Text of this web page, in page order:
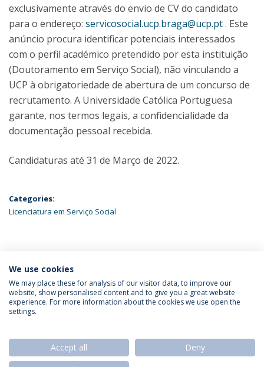
exclusivamente através do envio de CV do candidato
para o endereço: servicosocial.ucp.braga@ucp.pt. Este
anúncio procura identificar potenciais interessados
com o perfil académico pretendido por esta instituição
(Doutoramento em Serviço Social), não vinculando a
UCP à obrigatoriedade de abertura de um concurso de
recrutamento. A Universidade Católica Portuguesa
garante, nos termos legais, a confidencialidade da
documentação pessoal recebida.
Candidaturas até 31 de Março de 2022.
Categories:
Licenciatura em Serviço Social
ÚLTIMAS NOTÍCIAS
Política de Privacidade
Termos & Condições
We use cookies
We may place these for analysis of our visitor data, to improve our
website, show personalised content and to give you a great website
experience. For more information about the cookies we use open the
settings.
Accept all
Deny